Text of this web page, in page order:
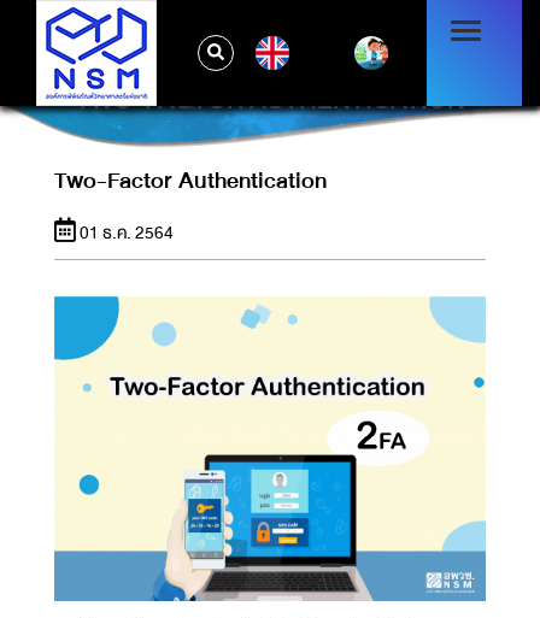
TWO-FACTOR AUTHENTICATION
Two-Factor Authentication
01 ธ.ค. 2564